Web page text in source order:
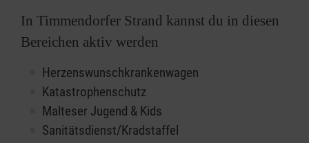
In Timmendorfer Strand kannst du in diesen
Bereichen aktiv werden
Herzenswunschkrankenwagen
Katastrophenschutz
Malteser Jugend & Kids
Sanitätsdienst/Kradstaffel